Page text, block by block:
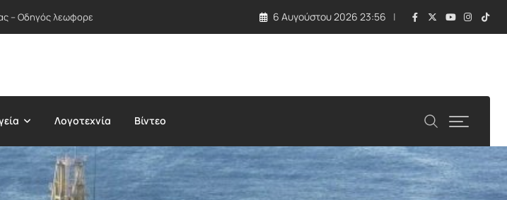
– Οδηγός λεωφορείου απέτρεψε πιθανή τραγωδία με εκρηκτική συσκευή σε drone
6 Αυγούστου 2026 23:56
Λογοτεχνία Βίντεο